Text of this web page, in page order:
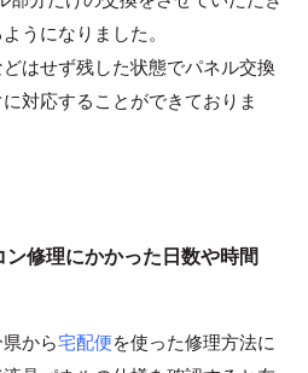
うになりました。
はせず残した状態でパネル交換
対応することができておりま
修理にかかった日数や時間
から宅配便を使った修理方法に